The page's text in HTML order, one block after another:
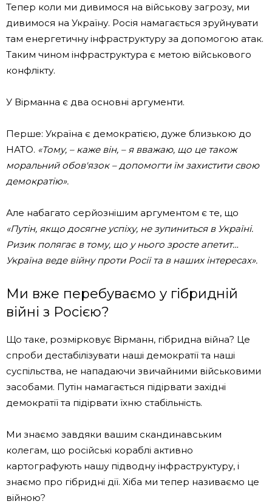
Тепер коли ми дивимося на військову загрозу, ми
дивимося на Україну. Росія намагається зруйнувати
там енергетичну інфраструктуру за допомогою атак.
Таким чином інфраструктура є метою військового
конфлікту.
У Вірманна є два основні аргументи.
Перше: Україна є демократією, дуже близькою до
НАТО. «Тому, – каже він, – я вважаю, що це також
моральний обов'язок – допомогти їм захистити свою
демократію».
Але набагато серйознішим аргументом є те, що
«Путін, якщо досягне успіху, не зупиниться в Україні.
Ризик полягає в тому, що у нього зросте апетит…
Україна веде війну проти Росії та в наших інтересах».
Ми вже перебуваємо у гібридній
війні з Росією?
Що таке, розмірковує Вірманн, гібридна війна? Це
спроби дестабілізувати наші демократії та наші
суспільства, не нападаючи звичайними військовими
засобами. Путін намагається підірвати західні
демократії та підірвати їхню стабільність.
Ми знаємо завдяки вашим скандинавським
колегам, що російські кораблі активно
картографують нашу підводну інфраструктуру, і
знаємо про гібридні дії. Хіба ми тепер називаємо це
війною?